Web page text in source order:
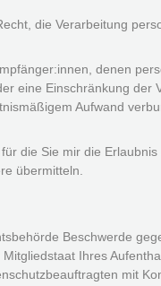
die Verarbeitung
denen
eine Einschränkung der
Aufwand
die Sie mir die
übermitteln.
Beschwerde
Ihres
mit